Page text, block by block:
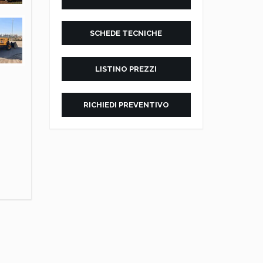
SCHEDE TECNICHE
LISTINO PREZZI
RICHIEDI PREVENTIVO